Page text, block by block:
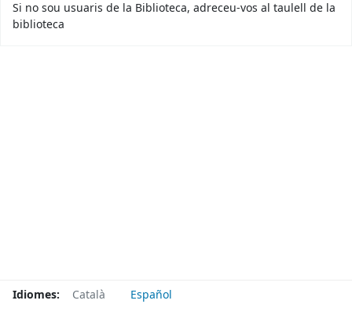
Si no sou usuaris de la Biblioteca, adreceu-vos al taulell de la
biblioteca
Idiomes: Català Español